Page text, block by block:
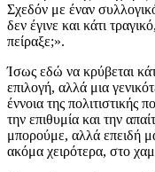
Σχεδόν με έναν
δεν έγινε και κάτι
πείραξε;».
Ίσως εδώ να κρύβεται
επιλογή, αλλά μια
έννοια της πολιτιστικής
την επιθυμία και την
μπορούμε, αλλά επειδή
ακόμα χειρότερα, στο